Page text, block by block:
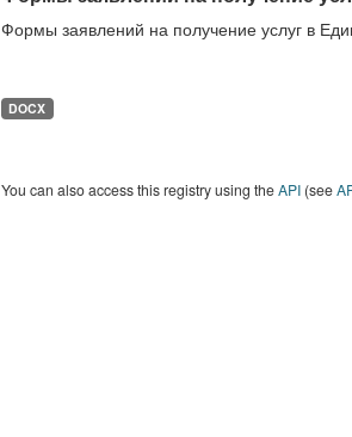
Формы заявлений на получение услуг в
DOCX
You can also access this registry using theAPI(see